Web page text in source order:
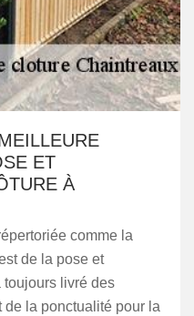
ET
À
comme la
de la pose et
toujours livré des
la ponctualité pour la